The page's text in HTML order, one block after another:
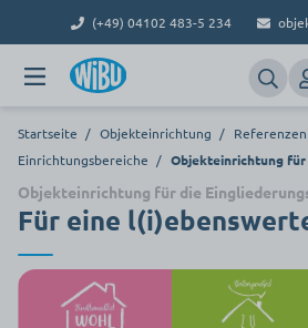
(+49) 04102 483-5 234
Startseite / Objekteinrichtung /
Einrichtungsbereiche / Objekteinrichtung
Objekteinrichtung für die
Für eine